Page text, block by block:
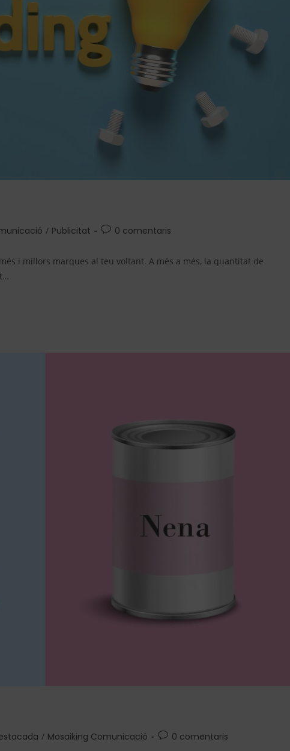
/ Publicitat 0 comentaris
i millors marques al teu voltant. A més a més, la quantitat de
/ Mosaiking Comunicació 0 comentaris